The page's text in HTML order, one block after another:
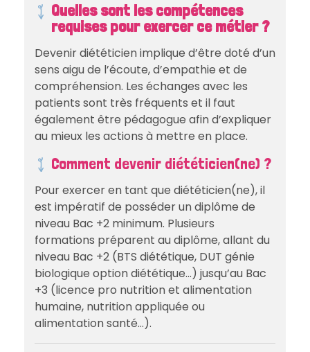
Quelles sont les compétences
requises pour exercer ce métier ?
Devenir diététicien implique d’être doté d’un
sens aigu de l’écoute, d’empathie et de
compréhension. Les échanges avec les
patients sont très fréquents et il faut
également être pédagogue afin d’expliquer
au mieux les actions à mettre en place.
Comment devenir diététicien(ne) ?
Pour exercer en tant que diététicien(ne), il
est impératif de posséder un diplôme de
niveau Bac +2 minimum. Plusieurs
formations préparent au diplôme, allant du
niveau Bac +2 (BTS diététique, DUT génie
biologique option diététique…) jusqu’au Bac
+3 (licence pro nutrition et alimentation
humaine, nutrition appliquée ou
alimentation santé…).